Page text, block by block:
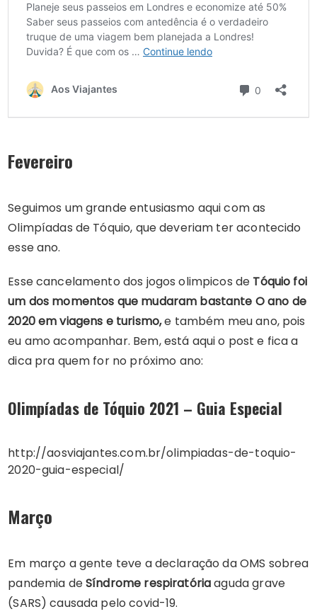
Fevereiro
Seguimos um grande entusiasmo aqui com as
Olimpíadas de Tóquio, que deveriam ter acontecido
esse ano.
Esse cancelamento dos jogos olimpicos de Tóquio foi
um dos momentos que mudaram bastante O ano de
2020 em viagens e turismo,e também meu ano, pois
eu amo acompanhar. Bem, está aqui o post e fica a
dica pra quem for no próximo ano:
Olimpíadas de Tóquio 2021 – Guia Especial
http://aosviajantes.com.br/olimpiadas-de-toquio-
2020-guia-especial/
Março
Em março a gente teve a declaração da OMS sobrea
pandemia deSíndrome respiratóriaaguda grave
(SARS) causada pelo covid-19.